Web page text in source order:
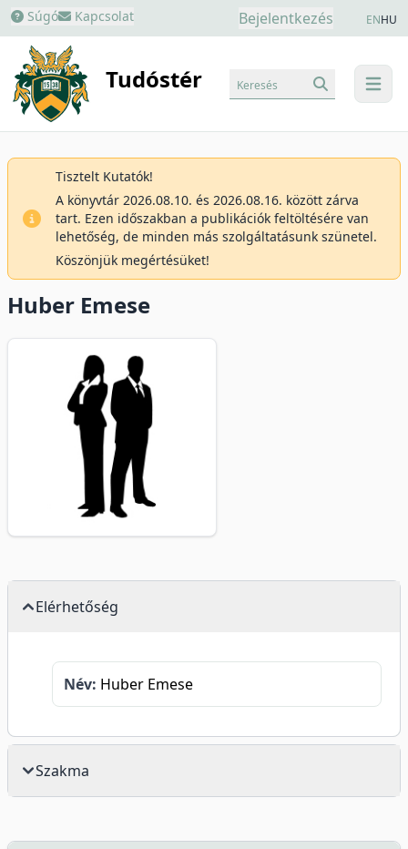
Súgó Kapcsolat Bejelentkezés ENHU
Tudóstér menu
Keresés
Tisztelt Kutatók!
A könyvtár 2026.08.10. és 2026.08.16. között zárva
tart. Ezen időszakban a publikációk feltöltésére van
lehetőség, de minden más szolgáltatásunk szünetel.
Köszönjük megértésüket!
Huber Emese
Elérhetőség
Név: Huber Emese
Szakma